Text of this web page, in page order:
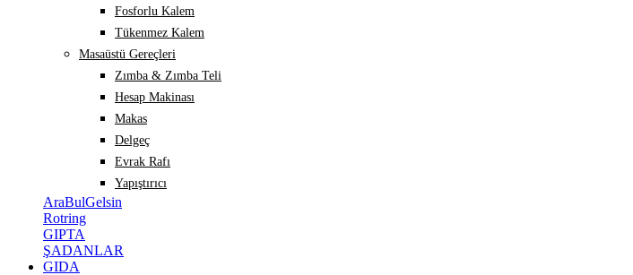
Fosforlu Kalem
Tükenmez Kalem
Masaüstü Gereçleri
Zımba & Zımba Teli
Hesap Makinası
Makas
Delgeç
Evrak Rafı
Yapıştırıcı
AraBulGelsin
Rotring
GIPTA
ŞADANLAR
GIDA